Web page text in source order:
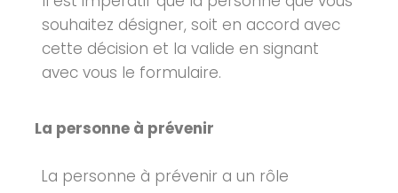
souhaitez désigner, soit en accord avec
cette décision et la valide en signant
avec vous le formulaire.
La personne à prévenir
La personne à prévenir a un rôle